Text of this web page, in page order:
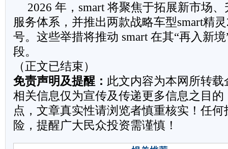
2026 年，smart 将聚焦于拓展新市场、
服务体系，并推出两款战略车型smart精
号。这些举措将推动 smart 在其“再入新
段。
（正文已结束）
免责声明及提醒： 此文内容为本网所转
相关信息仅为宣传及传递更多信息之目
点，文章真实性请浏览者慎重核实！任
险，提醒广大民众投资需谨慎！